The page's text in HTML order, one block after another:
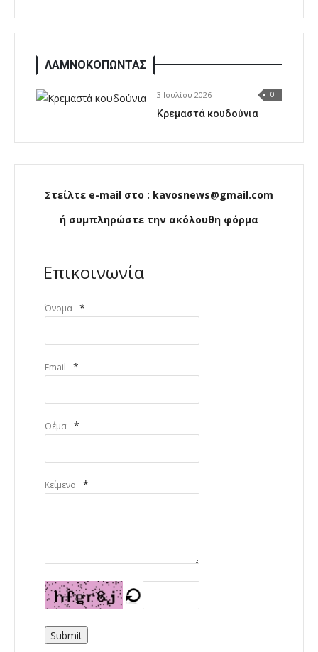
ΛΑΜΝΟΚΟΠΩΝΤΑΣ
3 Ιουλίου 2026 0
Κρεμαστά κουδούνια
Στείλτε e-mail στο : kavosnews@gmail.com
ή συμπληρώστε την ακόλουθη φόρμα
Επικοινωνία
Όνομα *
Email *
Θέμα *
Κείμενο *
Submit